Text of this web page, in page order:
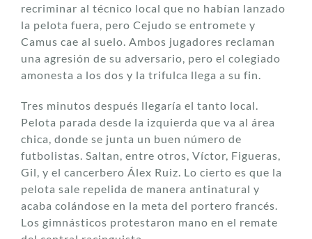
recriminar al técnico local que no habían lanzado
la pelota fuera, pero Cejudo se entromete y
Camus cae al suelo. Ambos jugadores reclaman
una agresión de su adversario, pero el colegiado
amonesta a los dos y la trifulca llega a su fin.
Tres minutos después llegaría el tanto local.
Pelota parada desde la izquierda que va al área
chica, donde se junta un buen número de
futbolistas. Saltan, entre otros, Víctor, Figueras,
Gil, y el cancerbero Álex Ruiz. Lo cierto es que la
pelota sale repelida de manera antinatural y
acaba colándose en la meta del portero francés.
Los gimnásticos protestaron mano en el remate